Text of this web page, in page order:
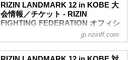
RIZIN LANDMARK 12 in KOBE 大
会情報／チケット - RIZIN
FIGHTING FEDERATION オフィシ
10/27（月）更新
jp.rizinff.com